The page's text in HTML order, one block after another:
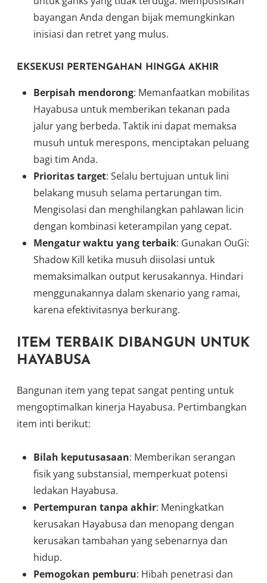
bayangan Anda dengan bijak memungkinkan
inisiasi dan retret yang mulus.
EKSEKUSI PERTENGAHAN HINGGA AKHIR
Berpisah mendorong: Memanfaatkan mobilitas
Hayabusa untuk memberikan tekanan pada
jalur yang berbeda. Taktik ini dapat memaksa
musuh untuk merespons, menciptakan peluang
bagi tim Anda.
Prioritas target: Selalu bertujuan untuk lini
belakang musuh selama pertarungan tim.
Mengisolasi dan menghilangkan pahlawan licin
dengan kombinasi keterampilan yang cepat.
Mengatur waktu yang terbaik: Gunakan OuGi:
Shadow Kill ketika musuh diisolasi untuk
memaksimalkan output kerusakannya. Hindari
menggunakannya dalam skenario yang ramai,
karena efektivitasnya berkurang.
ITEM TERBAIK DIBANGUN UNTUK
HAYABUSA
Bangunan item yang tepat sangat penting untuk
mengoptimalkan kinerja Hayabusa. Pertimbangkan
item inti berikut:
Bilah keputusasaan: Memberikan serangan
fisik yang substansial, memperkuat potensi
ledakan Hayabusa.
Pertempuran tanpa akhir: Meningkatkan
kerusakan Hayabusa dan menopang dengan
kerusakan tambahan yang sebenarnya dan
hidup.
Pemogokan pemburu: Hibah penetrasi dan